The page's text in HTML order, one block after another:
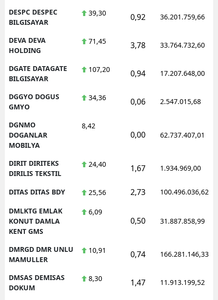
DESPC DESPEC
BILGISAYAR
39,30 0,92 36.201.759,66
DEVA DEVA
HOLDING
71,45 3,78 33.764.732,60
DGATE DATAGATE
BILGISAYAR
107,20 0,94 17.207.648,00
DGGYO DOGUS
GMYO
34,36 0,06 2.547.015,68
DGNMO
DOGANLAR
MOBILYA
8,42
0,00 62.737.407,01
DIRIT DIRITEKS
DIRILIS TEKSTIL
24,40 1,67 1.934.969,00
DITAS DITAS BDY 25,56 2,73 100.496.036,62
DMLKTG EMLAK
KONUT DAMLA
KENT GMS
6,09
0,50 31.887.858,99
DMRGD DMR UNLU
MAMULLER
10,91 0,74 166.281.146,33
DMSAS DEMISAS
DOKUM
8,30 1,47 11.913.199,52